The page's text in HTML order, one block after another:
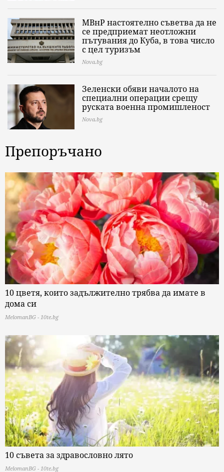
МВнР настоятелно съветва да не
се предприемат неотложни
пътувания до Куба, в това число
с цел туризъм
Nova.bg
Зеленски обяви началото на
специални операции срещу
руската военна промишленост
Nova.bg
Препоръчано
10 цветя, които задължително трябва да имате в
дома си
MelomanBG - 10te.bg
10 съвета за здравословно лято
MelomanBG - 10te.bg